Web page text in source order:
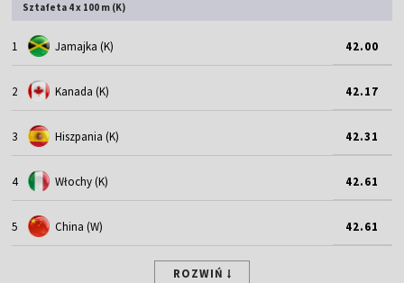
Sztafeta 4 x 100 m (K)
1 Jamajka (K) 42.00
2 Kanada (K) 42.17
3 Hiszpania (K) 42.31
4 Włochy (K) 42.61
5 China (W) 42.61
ROZWIŃ